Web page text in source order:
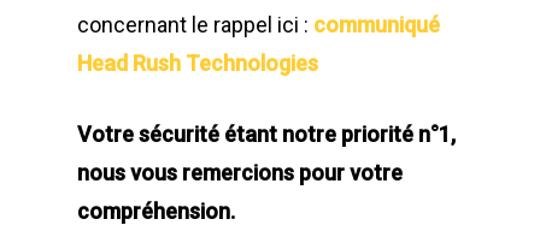
concernant le rappel ici : communiqué
Head Rush Technologies
Votre sécurité étant notre priorité n°1,
nous vous remercions pour votre
compréhension.